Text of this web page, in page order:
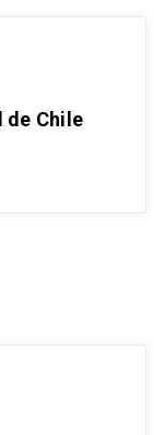
de Chile